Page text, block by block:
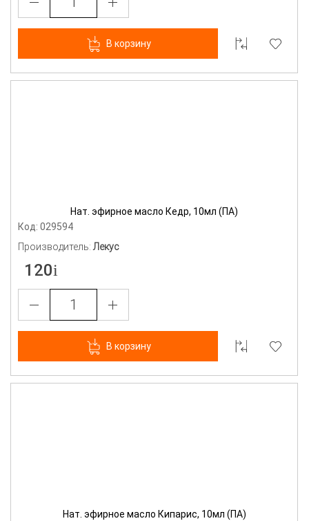
В корзину
Нат. эфирное масло Кедр, 10мл (ПА)
Код: 029594
Производитель:Лекус
120
В корзину
Нат. эфирное масло Кипарис, 10мл (ПА)